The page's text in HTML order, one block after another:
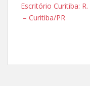
Escritório Curitiba:
– Curitiba/PR